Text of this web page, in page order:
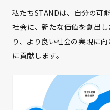
私たちSTANDは、自分の可
社会に、新たな価値を創出
り、より良い社会の実現に
に貢献します。